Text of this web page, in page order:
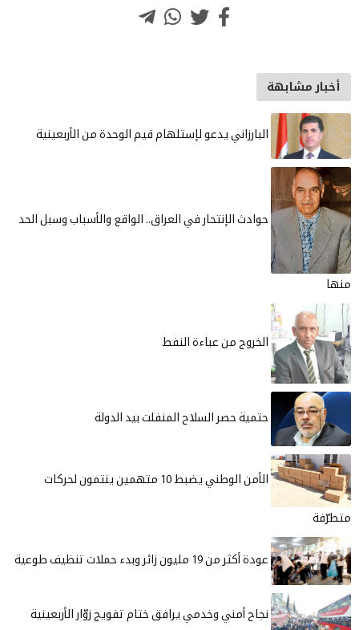
أخبار مشابهة
البارزاني يدعو لإستلهام قيم الوحدة من الأربعينية
حوادث الإنتحار في العراق.. الواقع والأسباب وسبل الحد
منها
الخروج من عباءة النفط
حتمية حصر السلاح المنفلت بيد الدولة
الأمن الوطني يضبط 10 متهمين ينتمون لحركات
متطرّفة
عودة أكثر من 19 مليون زائر وبدء حملات تنظيف طوعية
نجاح أمني وخدمي يرافق ختام تفويج زوّار الأربعينية